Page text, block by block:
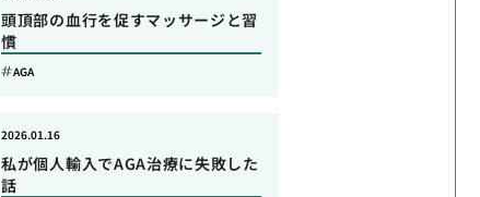
頭頂部の血行を促すマッサージと習
慣
AGA
私が個人輸入でAGA治療に失敗した
話
2026.01.16